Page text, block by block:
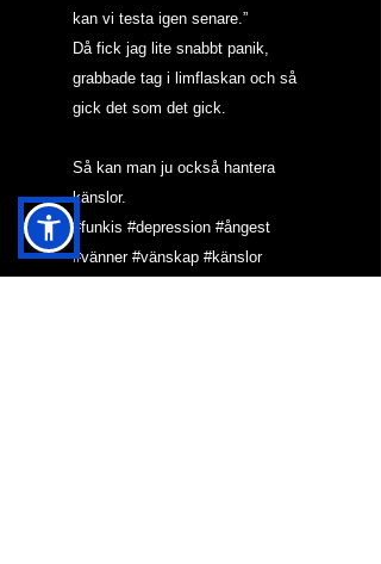
kan vi testa igen senare.”
Då fick jag lite snabbt panik,
grabbade tag i limflaskan och så
gick det som det gick.
Så kan man ju också hantera
känslor.
#funkis #depression #ångest
#vänner #vänskap #känslor